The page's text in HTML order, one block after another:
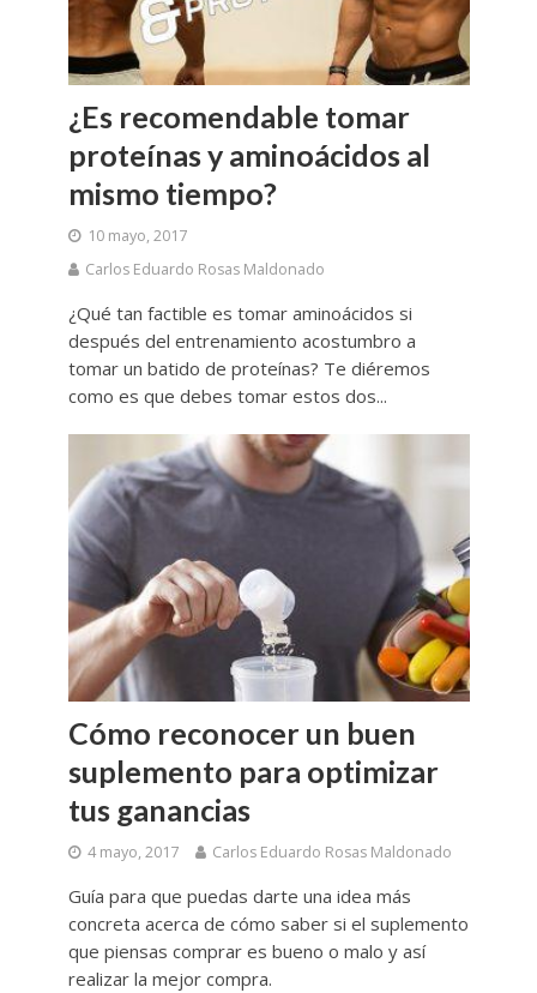
¿Es recomendable tomar
proteínas y aminoácidos al
mismo tiempo?
10 mayo, 2017
Carlos Eduardo Rosas Maldonado
¿Qué tan factible es tomar aminoácidos si
después del entrenamiento acostumbro a
tomar un batido de proteínas? Te diéremos
como es que debes tomar estos dos...
Cómo reconocer un buen
suplemento para optimizar
tus ganancias
4 mayo, 2017 Carlos Eduardo Rosas Maldonado
Guía para que puedas darte una idea más
concreta acerca de cómo saber si el suplemento
que piensas comprar es bueno o malo y así
realizar la mejor compra.